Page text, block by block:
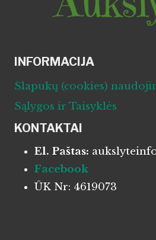
INFORMACIJA
Slapukų (cookies)
Sąlygos ir Taisyklės
KONTAKTAI
El. Paštas:
Facebook
ŪK Nr: 4619073